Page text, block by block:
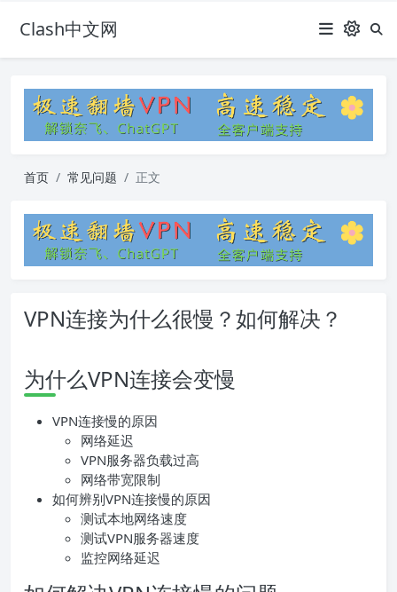
Clash中文网
首页 常见问题 正文
VPN连接为什么很慢？如何解决？
为什么VPN连接会变慢
VPN连接慢的原因
网络延迟
VPN服务器负载过高
网络带宽限制
如何辨别VPN连接慢的原因
测试本地网络速度
测试VPN服务器速度
监控网络延迟